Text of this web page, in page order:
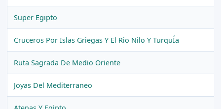
Super Egipto
Cruceros Por Islas Griegas Y El Rio Nilo Y TurquÍa
Ruta Sagrada De Medio Oriente
Joyas Del Mediterraneo